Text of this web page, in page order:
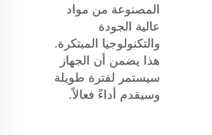
المصنوعة من مواد
عالية الجودة
والتكنولوجيا المبتكرة.
هذا يضمن أن الجهاز
سيستمر لفترة طويلة
وسيقدم أداءً فعالاً.